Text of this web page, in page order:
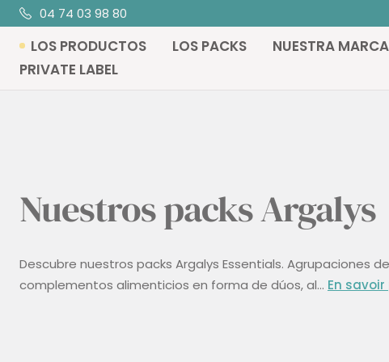
Saltar
al
contenido
04 74 03 98 80
LOS PRODUCTOS LOS PACKS
NUESTRA MARCA
PRIVATE LABEL
Nuestros packs Argalys
Descubre nuestros packs Argalys Essentials. Agrupaciones
complementos alimenticios en forma de dúos, al... En savoir